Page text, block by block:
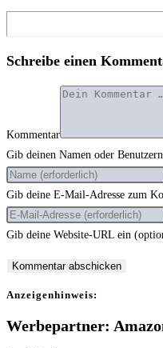
Schreibe einen
Kommentar
Gib deinen Namen oder
Gib deine E-Mail-Adresse zum
Gib deine Website-URL ein
Anzei­gen­hin­weis:
Werbepartner: